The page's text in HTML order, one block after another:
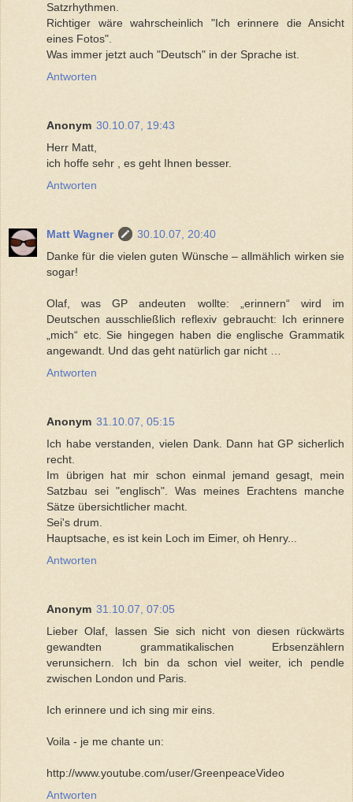
Satzrhythmen.
Richtiger wäre wahrscheinlich "Ich erinnere die Ansicht
eines Fotos".
Was immer jetzt auch "Deutsch" in der Sprache ist.
Antworten
Anonym 30.10.07, 19:43
Herr Matt,
ich hoffe sehr , es geht Ihnen besser.
Antworten
Matt Wagner
30.10.07, 20:40
Danke für die vielen guten Wünsche – allmählich wirken sie
sogar!
Olaf, was GP andeuten wollte: „erinnern“ wird im
Deutschen ausschließlich reflexiv gebraucht: Ich erinnere
„mich“ etc. Sie hingegen haben die englische Grammatik
angewandt. Und das geht natürlich gar nicht …
Antworten
Anonym 31.10.07, 05:15
Ich habe verstanden, vielen Dank. Dann hat GP sicherlich
recht.
Im übrigen hat mir schon einmal jemand gesagt, mein
Satzbau sei "englisch". Was meines Erachtens manche
Sätze übersichtlicher macht.
Sei's drum.
Hauptsache, es ist kein Loch im Eimer, oh Henry...
Antworten
Anonym 31.10.07, 07:05
Lieber Olaf, lassen Sie sich nicht von diesen rückwärts
gewandten grammatikalischen Erbsenzählern
verunsichern. Ich bin da schon viel weiter, ich pendle
zwischen London und Paris.
Ich erinnere und ich sing mir eins.
Voila - je me chante un:
http://www.youtube.com/user/GreenpeaceVideo
Antworten